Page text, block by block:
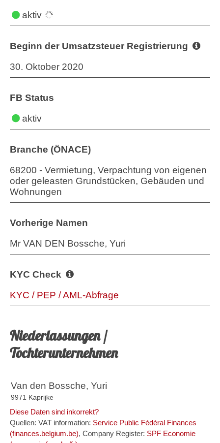
aktiv
Beginn der Umsatzsteuer Registrierung
30. Oktober 2020
FB Status
aktiv
Branche (ÖNACE)
68200 - Vermietung, Verpachtung von eigenen
oder geleasten Grundstücken, Gebäuden und
Wohnungen
Vorherige Namen
Mr VAN DEN Bossche, Yuri
KYC Check
KYC / PEP / AML-Abfrage
Niederlassungen /
Tochterunternehmen
Van den Bossche, Yuri
9971 Kaprijke
Diese Daten sind inkorrekt?
Quellen: VAT information: Service Public Fédéral Finances
(finances.belgium.be), Company Register: SPF Economie